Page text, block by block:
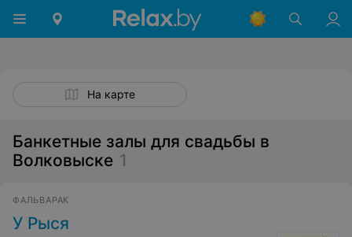
На карте
Банкетные залы для свадьбы в
Волковыске 1
ФАЛЬВАРАК
У Рыся